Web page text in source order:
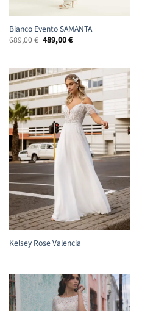
Bianco Evento SAMANTA
689,00€ Ursprünglicher
Preis
489,00€Aktueller
Kelsey Rose Valencia